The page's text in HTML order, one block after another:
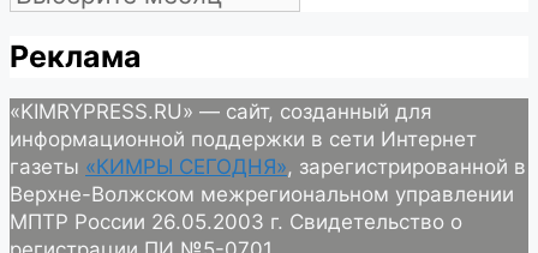
Реклама
«KIMRYPRESS.RU» — сайт, созданный для
информационной поддержки в сети Интернет
газеты «КИМРЫ СЕГОДНЯ», зарегистрированной в
Верхне-Волжском межрегиональном управлении
МПТР России 26.05.2003 г. Свидетельство о